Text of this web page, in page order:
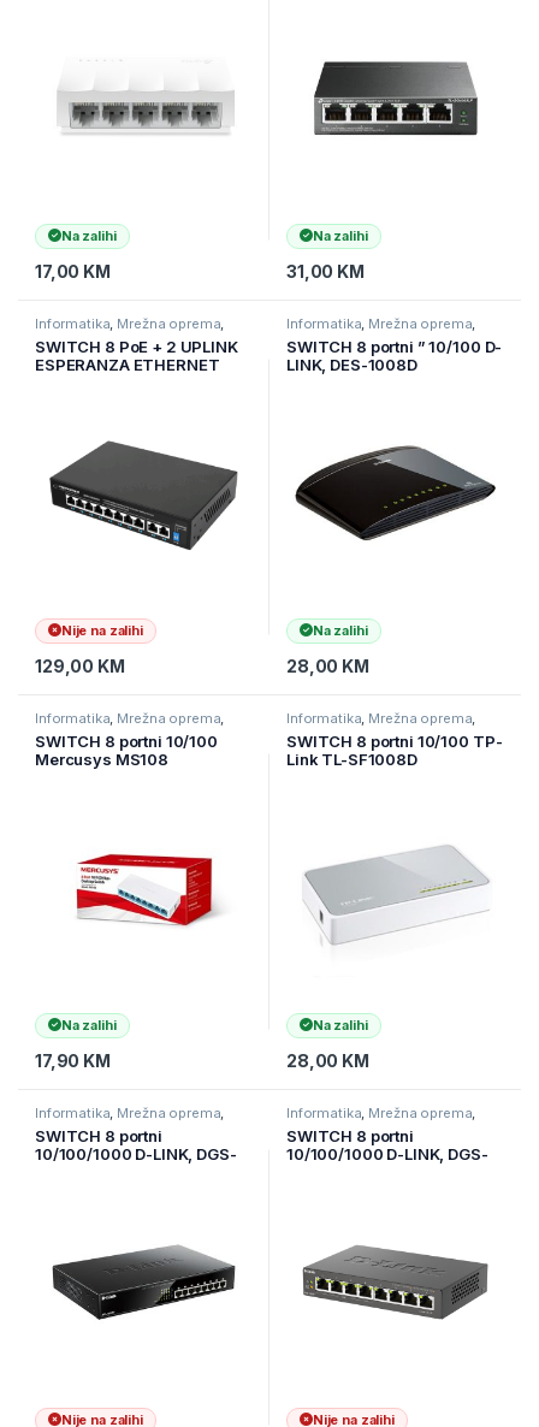
Na zalihi
17,00 KM
Na zalihi
31,00 KM
Informatika Mrežna oprema
SWITCH 8 PoE + 2 UPLINK
ESPERANZA ETHERNET
Nije na zalihi
129,00 KM
Informatika Mrežna oprema
SWITCH 8 portni ” 10/100 D-
LINK, DES-1008D
Na zalihi
28,00 KM
Informatika, Mrežna oprema,
SWITCH 8 portni 10/100
Mercusys MS108
Na zalihi
17,90 KM
Informatika, Mrežna oprema,
SWITCH 8 portni 10/100 TP-
Link TL-SF1008D
Na zalihi
28,00 KM
Informatika, Mrežna oprema,
SWITCH 8 portni
10/100/1000 D-LINK, DGS-
Nije na zalihi
Informatika, Mrežna oprema,
SWITCH 8 portni
10/100/1000 D-LINK, DGS-
Nije na zalihi